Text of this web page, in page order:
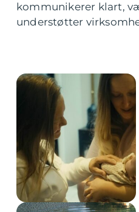
kommunikerer klart,
understøtter